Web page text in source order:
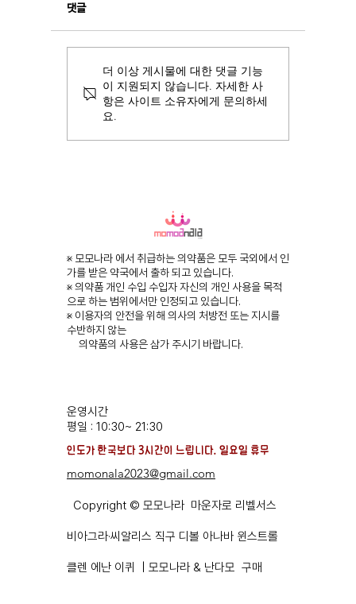
스테로이드 사용 후 PCT(사
이클 후 요법)
댓글
더 이상 게시물에 대한 댓글 기능
이 지원되지 않습니다. 자세한 사
항은 사이트 소유자에게 문의하세
요.
※ 모모나라 에서 취급하는 의약품은 모두 국외에서 인
가를 받은 약국에서 출하 되고 있습니다.
※ 의약품 개인 수입 수입자 자신의 개인 사용을 목적
으로 하는 범위에서만 인정되고 있습니다.
※ 이용자의 안전을 위해 의사의 처방전 또는 지시를
수반하지 않는
의약품의 사용은 삼가 주시기 바랍니다.
운영시간
평일 : 10:30~ 21:30
​인도가 한국보다 3시간이 느립니다. ​일요일 휴무
momonala2023@gmail.com
Copyright © 모모나라 마운자로 리벨서스
비아그라·씨알리스 직구 디볼 아나바 윈스트롤
클렌 에난 이퀴 | 모모나라 & 난다모 구매